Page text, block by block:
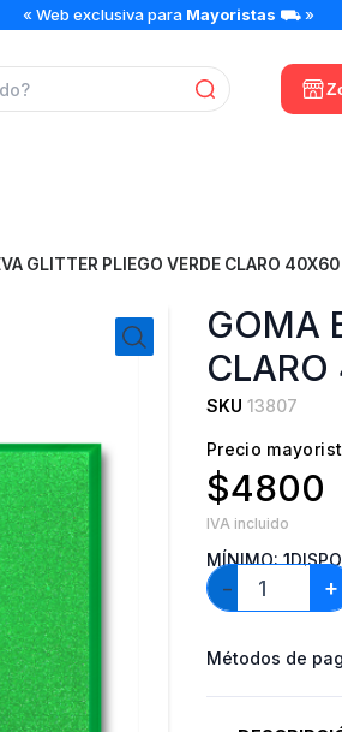
« Web exclusiva para Mayoristas ⛟ »
GLITTER PLIEGO VERDE CLARO 40X60
GOMA
SKU 13807
Precio
$4800
IVA incluido
MÍNIMO:1
−
GOMA
EVA
VERDE
+
Métodos de